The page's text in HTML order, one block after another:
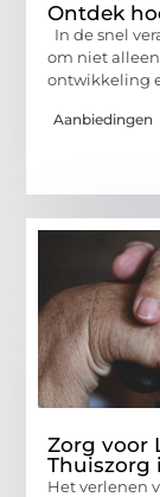
Ontdek
In de snel
om niet
ontwikkeling
Aanbiedingen
Zorg voor
Thuiszorg
Het verlenen